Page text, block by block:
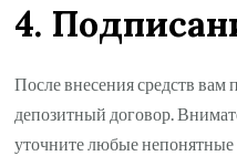
4.
После внесения средств вам
депозитный договор.
уточните любые